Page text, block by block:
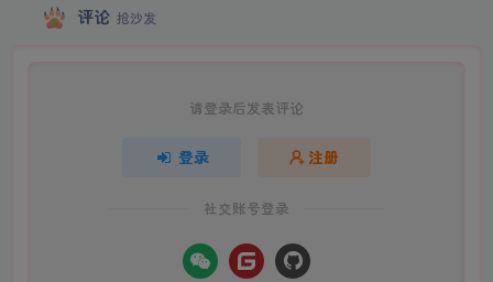
评论 抢沙发
请登录后发表评论
登录 注册
社交账号登录